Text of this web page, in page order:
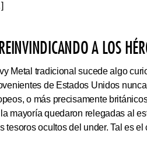
A LOS
Metal tradicional sucede algo
de Estados Unidos
o más precisamente
mayoría quedaron relegadas al
tesoros ocultos del under. Tal es